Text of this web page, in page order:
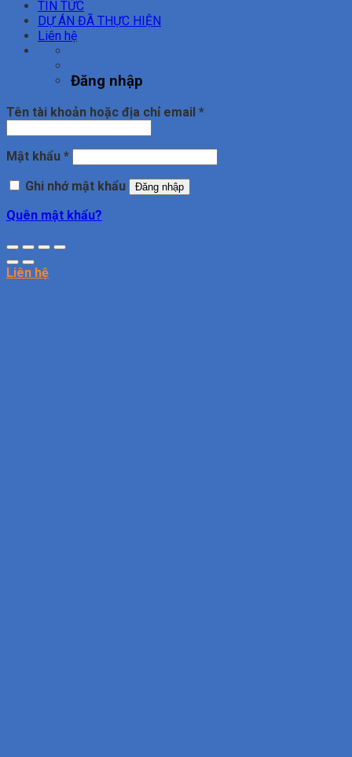
TIN TỨC
DỰ ÁN ĐÃ THỰC HIỆN
Liên hệ
Đăng nhập
Tên tài khoản hoặc địa chỉ email *Bắt
Mật khẩu *Bắt
buộc
Ghi nhớ mật khẩu
Đăng nhập
Quên mật khẩu?
Liên hệ